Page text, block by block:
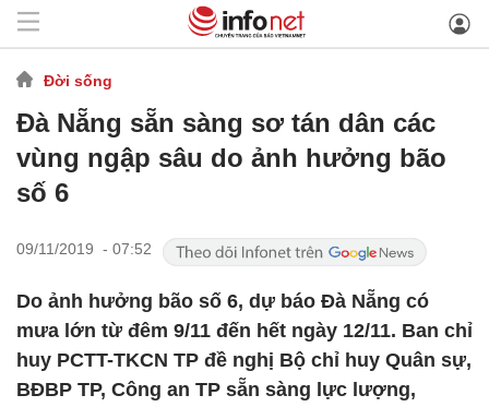
Đời sống
Đà Nẵng sẵn sàng sơ tán dân các
vùng ngập sâu do ảnh hưởng bão
số 6
09/11/2019 - 07:52
Do ảnh hưởng bão số 6, dự báo Đà Nẵng có
mưa lớn từ đêm 9/11 đến hết ngày 12/11. Ban chỉ
huy PCTT-TKCN TP đề nghị Bộ chỉ huy Quân sự,
BĐBP TP, Công an TP sẵn sàng lực lượng,